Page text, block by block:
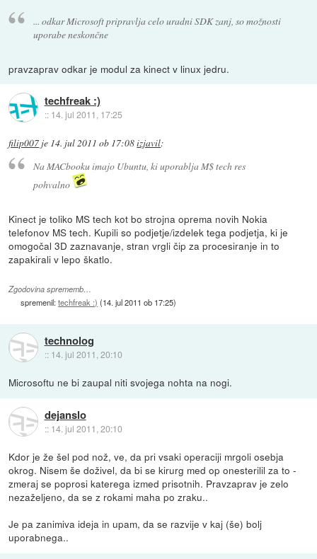
... odkar Microsoft pripravlja celo uradni SDK zanj, so možnosti
uporabe neskončne
pravzaprav odkar je modul za kinect v linux jedru.
techfreak :)
:: 14. jul 2011, 17:25
filip007 je 14. jul 2011 ob 17:08izjavil:
Na MACbooku imajo Ubuntu, ki uporablja M$ tech res
pohvalno
Kinect je toliko MS tech kot bo strojna oprema novih Nokia
telefonov MS tech. Kupili so podjetje/izdelek tega podjetja, ki je
omogočal 3D zaznavanje, stran vrgli čip za procesiranje in to
zapakirali v lepo škatlo.
Zgodovina sprememb…
spremenil:techfreak :) (14. jul 2011 ob 17:25)
technolog
:: 14. jul 2011, 20:10
Microsoftu ne bi zaupal niti svojega nohta na nogi.
dejanslo
:: 14. jul 2011, 20:10
Kdor je že šel pod nož, ve, da pri vsaki operaciji mrgoli osebja
okrog. Nisem še doživel, da bi se kirurg med op onesterilil za to -
zmeraj se poprosi katerega izmed prisotnih. Pravzaprav je zelo
nezaželjeno, da se z rokami maha po zraku..
Je pa zanimiva ideja in upam, da se razvije v kaj (še) bolj
uporabnega..